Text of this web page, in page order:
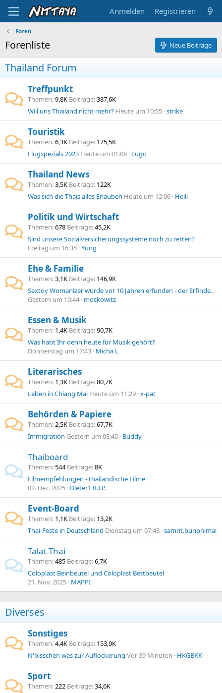
Anmelden Registrieren
Foren
Forenliste Neue Beiträge
Thailand Forum
Treffpunkt
Themen 9,8K Beiträge 387,6K
Will uns Thailand nicht mehr? Heute um 10:55 strike
Touristik
Themen 6,3K Beiträge 175,5K
Flugspezials 2023 Heute um 01:08 Lugo
Thailand News
Themen 3,5K Beiträge 122K
Was sich die Thais alles Erlauben Heute um 12:06 Heili
Politik und Wirtschaft
Themen 678 Beiträge 45,2K
Sind unsere Sozialversicherungssysteme noch zu retten?
Freitag um 16:35 Yung
Ehe & Familie
Themen 3,1K Beiträge 146,9K
Sextoy Womanizer wurde vor 10 Jahren erfunden - der Erfinder dürfte inzwischen Multimillionär sein
Gestern um 19:44 moskowitz
Essen & Musik
Themen 1,4K Beiträge 90,7K
Was habt Ihr denn heute für Musik gehört?
Donnerstag um 17:43 Micha L
Literarisches
Themen 1,3K Beiträge 80,7K
Leben in Chiang Mai Heute um 11:29 x-pat
Behörden & Papiere
Themen 2,5K Beiträge 67,7K
Immigration Gestern um 08:40 Buddy
Thaiboard
Themen 544 Beiträge 8K
Filmempfehlungen - thailändische Filme
02. Dez. 2025 Dieter1 R.I.P.
Event-Board
Themen 1,1K Beiträge 13,2K
Thai-Feste in Deutschland Dienstag um 07:43 samrit.bunphimai
Talat-Thai
Themen 485 Beiträge 6,7K
Coloplast Beinbeutel und Coloplast Bettbeutel
21. Nov. 2025 MAPPI
Diverses
Sonstiges
Themen 4,4K Beiträge 153,9K
N'bisschen was zur Auflockerung Vor 39 Minuten HKGBKK
Sport
Themen 222 Beiträge 34,6K